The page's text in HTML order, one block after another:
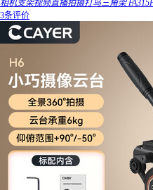
相机支架视频直播拍摄打鸟三角架
3条评价